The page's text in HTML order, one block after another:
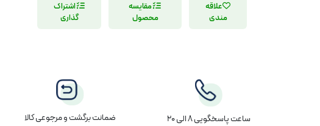
علاقه
مندی
مقایسه
محصول
اشتراک
گذاری
ساعت پاسخگویی 8 الی 20 ضمانت برگشت و مرجوعی کالا